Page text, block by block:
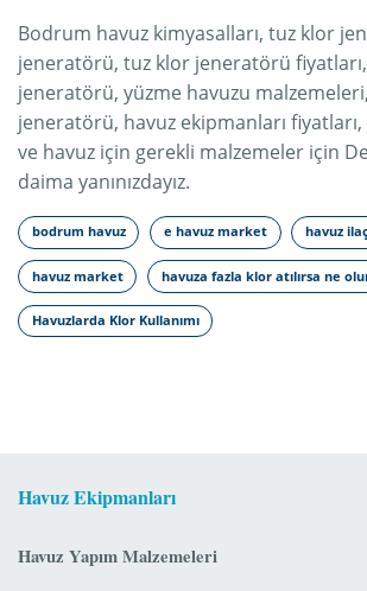
Bodrum havuz kimyasalları, tuz klor
jeneratörü, tuz klor jeneratörü
jeneratörü, yüzme havuzu
jeneratörü, havuz ekipmanları
ve havuz için gerekli malzemeler için
daima yanınızdayız.
bodrum havuz e havuz market havuz
havuz market havuza fazla klor atılırsa ne
Havuzlarda Klor Kullanımı
Havuz Ekipmanları
Havuz Yapım Malzemeleri